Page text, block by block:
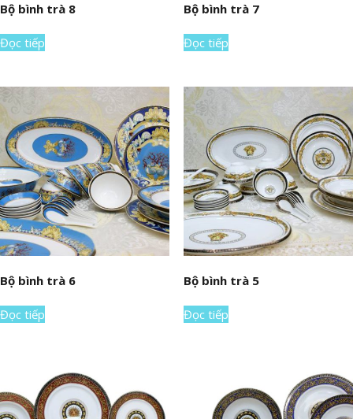
Bộ bình trà 8
Đọc tiếp
Bộ bình trà 7
Đọc tiếp
Bộ bình trà 6
Đọc tiếp
Bộ bình trà 5
Đọc tiếp